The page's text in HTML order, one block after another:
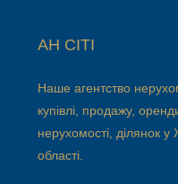
АН СІТІ
Наше агентство
купівлі, продажу,
нерухомості, ділянок
області.